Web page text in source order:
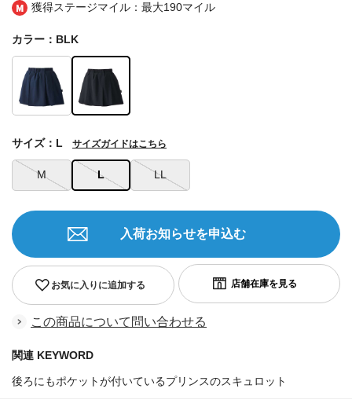
獲得ステージマイル：最大190マイル
カラー：BLK
M L LL
サイズ：L サイズガイドはこちら
お気に入りに追加する
入荷お知らせを申込む
この商品について問い合わせる
関連 KEYWORD
後ろにもポケットが付いているプリンスのスキュロット